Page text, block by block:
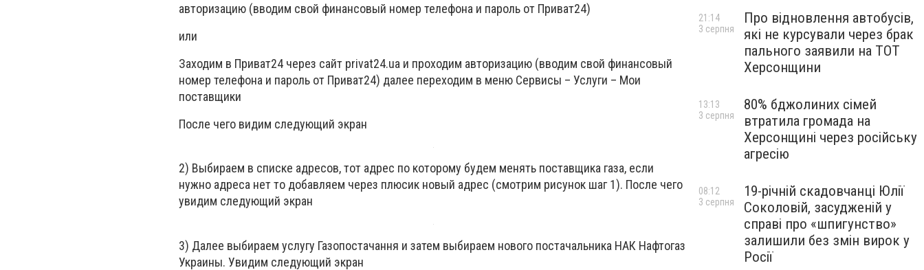
авторизацию (вводим свой финансовый номер телефона и пароль от Приват24)
или
Заходим в Приват24 через сайт privat24.ua и проходим авторизацию (вводим свой финансовый
номер телефона и пароль от Приват24) далее переходим в меню Сервисы – Услуги – Мои
поставщики
После чего видим следующий экран
2) Выбираем в списке адресов, тот адрес по которому будем менять поставщика газа, если
нужно адреса нет то добавляем через плюсик новый адрес (смотрим рисунок шаг 1). После чего
увидим следующий экран
3) Далее выбираем услугу Газопостачання и затем выбираем нового постачальника НАК Нафтогаз
Украины. Увидим следующий экран
Про відновлення автобусів,
які не курсували через брак
пального заявили на ТОТ
Херсонщини
21:14
3 серпня
80% бджолиних сімей
втратила громада на
Херсонщині через російську
агресію
13:13
3 серпня
19-річній скадовчанці Юлії
Соколовій, засудженій у
справі про «шпигунство»
залишили без змін вирок у
Росії
08:12
3 серпня